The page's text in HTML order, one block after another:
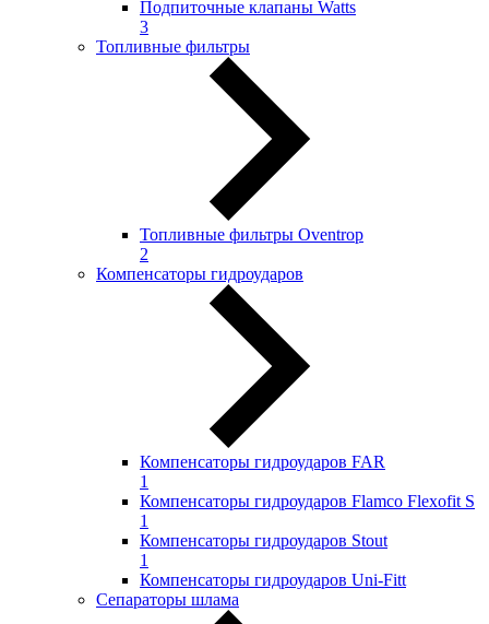
Подпиточные клапаны Watts
3
Топливные фильтры
Топливные фильтры Oventrop
2
Компенсаторы гидроударов
Компенсаторы гидроударов FAR
1
Компенсаторы гидроударов Flamco Flexofit S
1
Компенсаторы гидроударов Stout
1
Компенсаторы гидроударов Uni-Fitt
Сепараторы шлама